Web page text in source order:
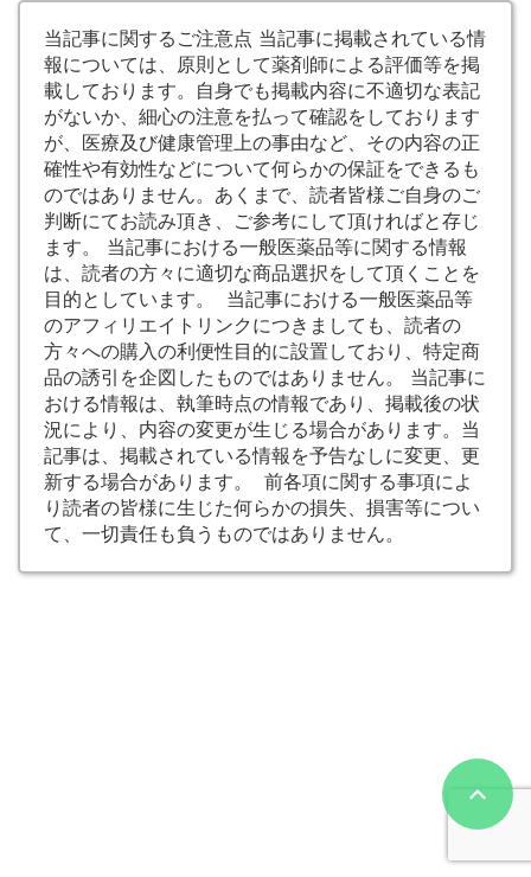
当記事に関するご注意点 当記事に掲載されている情
報については、原則として薬剤師による評価等を掲
載しております。自身でも掲載内容に不適切な表記
がないか、細心の注意を払って確認をしております
が、医療及び健康管理上の事由など、その内容の正
確性や有効性などについて何らかの保証をできるも
のではありません。あくまで、読者皆様ご自身のご
判断にてお読み頂き、ご参考にして頂ければと存じ
ます。 当記事における一般医薬品等に関する情報
は、読者の方々に適切な商品選択をして頂くことを
目的としています。 当記事における一般医薬品等
のアフィリエイトリンクにつきましても、読者の
方々への購入の利便性目的に設置しており、特定商
品の誘引を企図したものではありません。 当記事に
おける情報は、執筆時点の情報であり、掲載後の状
況により、内容の変更が生じる場合があります。当
記事は、掲載されている情報を予告なしに変更、更
新する場合があります。 前各項に関する事項によ
り読者の皆様に生じた何らかの損失、損害等につい
て、一切責任も負うものではありません。